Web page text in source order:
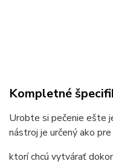
Kompletné
Urobte si pečenie ešte
nástroj je určený ako
ktorí chcú vytvárať